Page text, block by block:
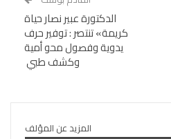
الدكتورة عبير نصار حياة
كريمة» تنتصر : توفير حرف
يدوية وفصول محو أمية
وكشف طبي
المزيد عن المؤلف